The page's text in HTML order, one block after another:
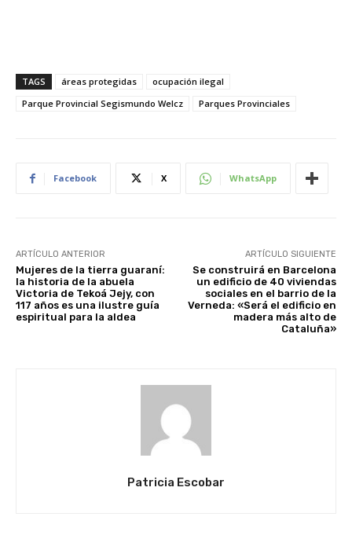
TAGS áreas protegidas
ocupación ilegal
Parque Provincial Segismundo Welcz
Parques Provinciales
Facebook X WhatsApp
ARTÍCULO ANTERIOR
Mujeres de la tierra guaraní:
la historia de la abuela
Victoria de Tekoá Jejy, con
117 años es una ilustre guía
espiritual para la aldea
ARTÍCULO SIGUIENTE
Se construirá en Barcelona
un edificio de 40 viviendas
sociales en el barrio de la
Verneda: «Será el edificio en
madera más alto de
Cataluña»
Patricia Escobar